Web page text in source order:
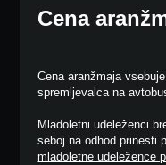
Cena
Cena aranžmaja
spremljevalca na
Mladoletni udeleženci
seboj na odhod prinesti
mladoletne udeležence